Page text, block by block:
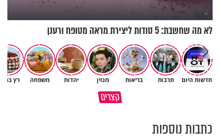
לא מה שחשבת: 5 סודות ליצירת מראה מטופח ורענן
חדשות היום תרבות בריאות מגזין יהדות משפחה רץ
קצרים
הגעתי לגיל 108 בזכות הכיבוד
כתבות נוספות